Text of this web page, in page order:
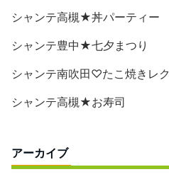
シャンテ高槻★丼パーティー
シャンテ豊中★七夕まつり
シャンテ南吹田♡たこ焼きレク
シャンテ高槻★お寿司
アーカイブ